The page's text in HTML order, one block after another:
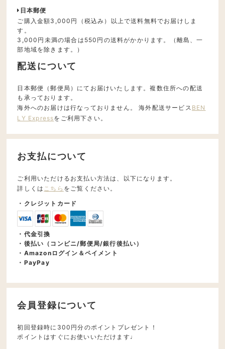
日本郵便
ご購入金額3,000円（税込み）以上で送料無料でお届けしま
す。
3,000円未満の場合は550円の送料がかかります。（離島、一
部地域を除きます。）
配送について
日本郵便（郵便局）にてお届けいたします。複数住所への配送
も承っております。
海外へのお届けは行なっておりません。 海外配送サービス BEN
LY Expressをご利用下さい。
お支払について
ご利用いただけるお支払い方法は、以下になります。
詳しくは こちら をご覧ください。
・クレジットカード
・代金引換
・後払い（コンビニ/郵便局/銀行後払い）
・Amazonログイン＆ペイメント
・PayPay
会員登録について
初回登録時に300円分のポイントプレゼント！
ポイントはすぐにお使いいただけます♩